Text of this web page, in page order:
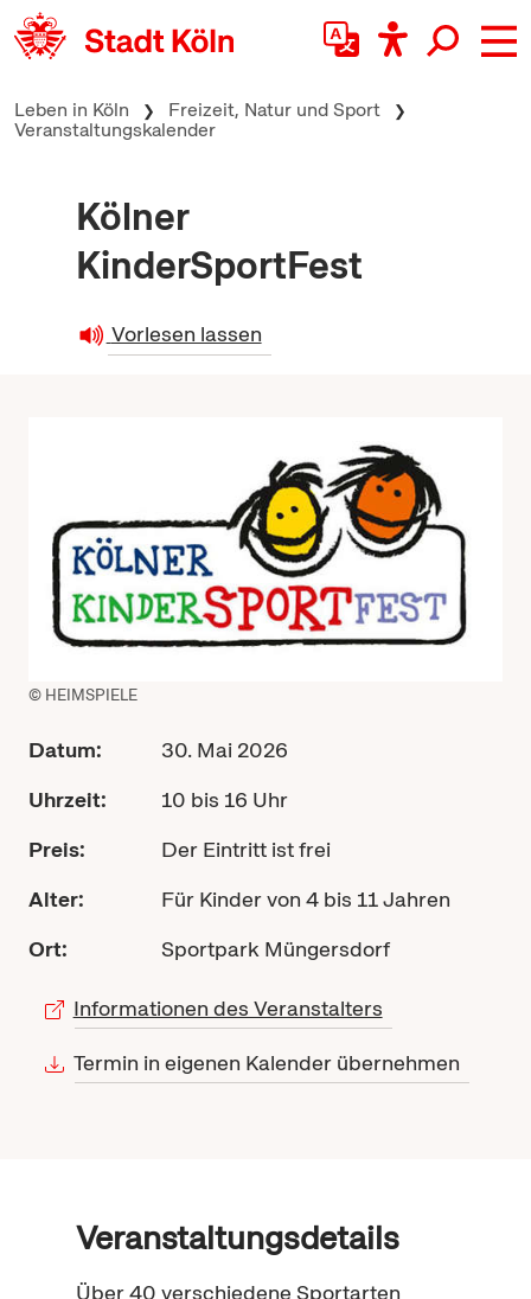
zum Inhalt springen
Leben in Köln
Freizeit, Natur und Sport
Veranstaltungskalender
Kölner
KinderSportFest
Vorlesen lassen
© HEIMSPIELE
Datum:
30. Mai 2026
Uhrzeit:
10 bis 16 Uhr
Preis:
Der Eintritt ist frei
Alter:
Für Kinder von 4 bis 11 Jahren
Ort:
Sportpark Müngersdorf
Informationen des Veranstalters
Termin in eigenen Kalender übernehmen
Veranstaltungsdetails
Über 40 verschiedene Sportarten